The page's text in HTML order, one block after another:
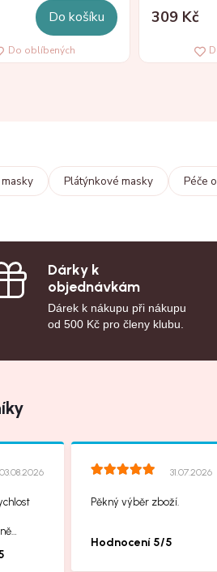
Do košíku
Do oblíbených
309 Kč
Plátýnkové masky Péče
Dárky k
objednávkám
Dárek k nákupu při nákupu
od 500 Kč pro členy klubu.
03.08.2026
taky
31.07.2026
Pěkný výběr zboží.
Hodnocení 5/5